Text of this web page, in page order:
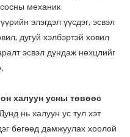
механик
элэгдэл үүсдэг, эсвэл
дугуй хэлбэртэй ховил
эсвэл дундаж нөхцлийг
халуун усны төвөөс
нь халуун ус тул хэт
бөгөөд дамжуулах хоолой